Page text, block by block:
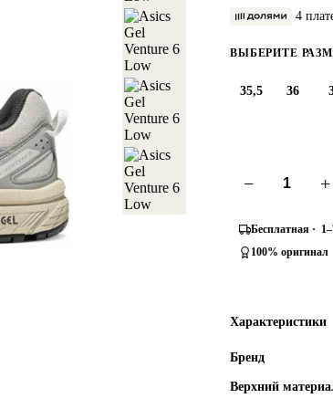
4
ВЫБЕРИТЕ
35,5 36
− +
Бесплатная ·
100% оригинал
Характеристики
Бренд
Верхний